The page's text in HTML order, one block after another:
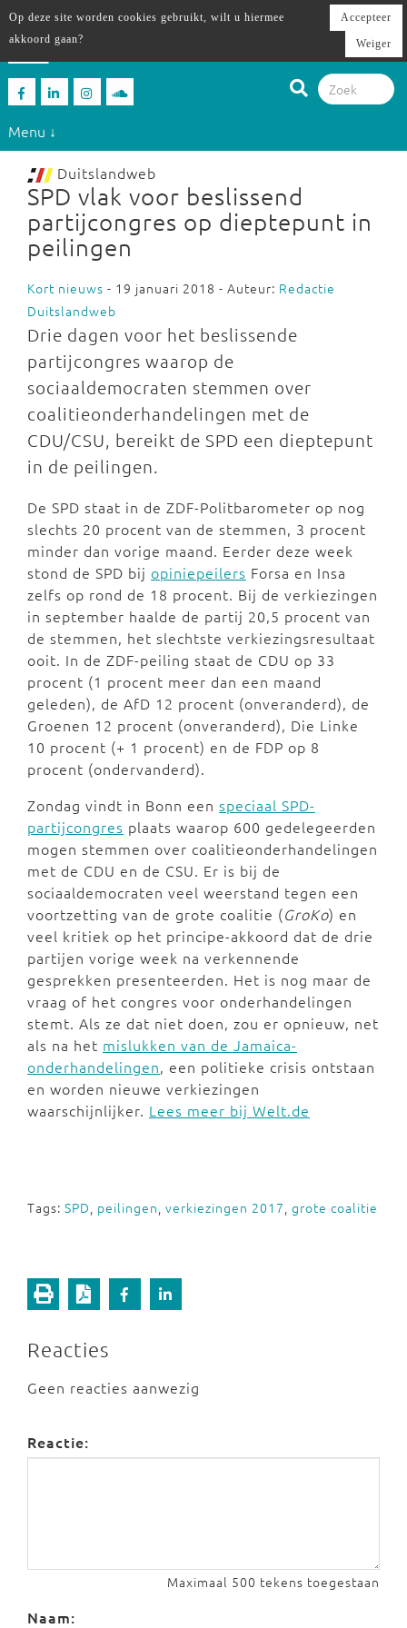
Menu ↓
Duitslandweb
SPD vlak voor beslissend
partijcongres op dieptepunt in
peilingen
Kort nieuws - 19 januari 2018 - Auteur: Redactie
Duitslandweb
Drie dagen voor het beslissende
partijcongres waarop de
sociaaldemocraten stemmen over
coalitieonderhandelingen met de
CDU/CSU, bereikt de SPD een dieptepunt
in de peilingen.
De SPD staat in de ZDF-Politbarometer op nog
slechts 20 procent van de stemmen, 3 procent
minder dan vorige maand. Eerder deze week
stond de SPD bij opiniepeilers Forsa en Insa
zelfs op rond de 18 procent. Bij de verkiezingen
in september haalde de partij 20,5 procent van
de stemmen, het slechtste verkiezingsresultaat
ooit. In de ZDF-peiling staat de CDU op 33
procent (1 procent meer dan een maand
geleden), de AfD 12 procent (onveranderd), de
Groenen 12 procent (onveranderd), Die Linke
10 procent (+ 1 procent) en de FDP op 8
procent (ondervanderd).
Zondag vindt in Bonn een speciaal SPD-
partijcongres plaats waarop 600 gedelegeerden
mogen stemmen over coalitieonderhandelingen
met de CDU en de CSU. Er is bij de
sociaaldemocraten veel weerstand tegen een
voortzetting van de grote coalitie (GroKo) en
veel kritiek op het principe-akkoord dat de drie
partijen vorige week na verkennende
gesprekken presenteerden. Het is nog maar de
vraag of het congres voor onderhandelingen
stemt. Als ze dat niet doen, zou er opnieuw, net
als na het mislukken van de Jamaica-
onderhandelingen, een politieke crisis ontstaan
en worden nieuwe verkiezingen
waarschijnlijker. Lees meer bij Welt.de
Tags: SPD, peilingen, verkiezingen 2017, grote coalitie
Reacties
Geen reacties aanwezig
Reactie:
Maximaal 500 tekens toegestaan
Naam:
Op deze site worden cookies gebruikt, wilt u hiermee
akkoord gaan?
Accepteer
Weiger